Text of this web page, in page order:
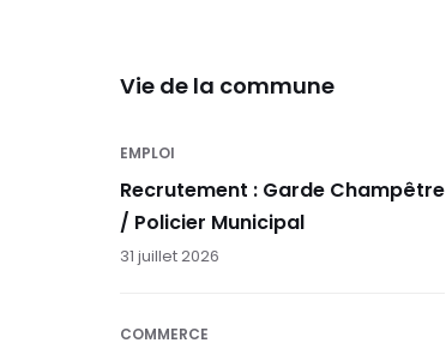
Vie de la commune
EMPLOI
Recrutement : Garde Champêtre
/ Policier Municipal
31 juillet 2026
COMMERCE